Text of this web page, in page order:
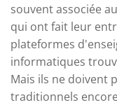
souvent associée
qui ont fait leur
plateformes
informatiques
Mais ils ne doivent
traditionnels